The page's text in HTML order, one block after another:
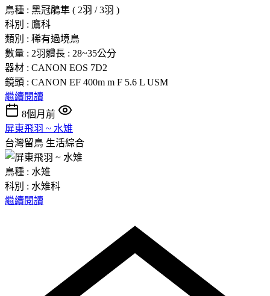
鳥種 : 黑冠鵑隼 ( 2羽 / 3羽 )
科別 : 鷹科
類別 : 稀有過境鳥
數量 : 2羽體長 : 28~35公分
器材 : CANON EOS 7D2
鏡頭 : CANON EF 400m m F 5.6 L USM
繼續閱讀
8個月前
屏東飛羽 ~ 水雉
台灣留鳥 生活綜合
鳥種 : 水雉
科別 : 水雉科
繼續閱讀